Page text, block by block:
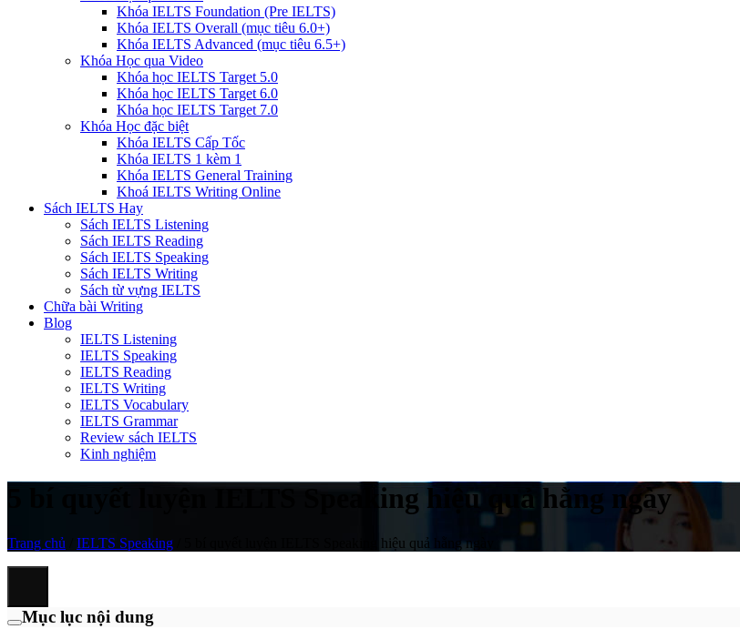
Khóa IELTS Foundation (Pre IELTS)
Khóa IELTS Overall (mục tiêu 6.0+)
Khóa IELTS Advanced (mục tiêu 6.5+)
Khóa Học qua Video
Khóa học IELTS Target 5.0
Khóa học IELTS Target 6.0
Khóa học IELTS Target 7.0
Khóa Học đặc biệt
Khóa IELTS Cấp Tốc
Khóa IELTS 1 kèm 1
Khóa IELTS General Training
Khoá IELTS Writing Online
Sách IELTS Hay
Sách IELTS Listening
Sách IELTS Reading
Sách IELTS Speaking
Sách IELTS Writing
Sách từ vựng IELTS
Chữa bài Writing
Blog
IELTS Listening
IELTS Speaking
IELTS Reading
IELTS Writing
IELTS Vocabulary
IELTS Grammar
Review sách IELTS
Kinh nghiệm
5 bí quyết luyện IELTS Speaking hiệu quả hằng ngày
Trang chủ IELTS Speaking 5 bí quyết luyện IELTS Speaking hiệu quả hằng ngày
Mục lục nội dung